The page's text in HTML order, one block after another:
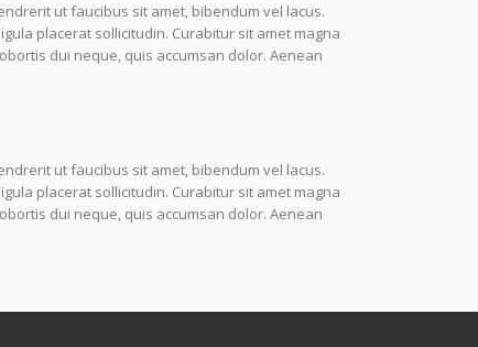
ut faucibus sit amet, bibendum vel lacus.
placerat sollicitudin. Curabitur sit amet magna
dui neque, quis accumsan dolor. Aenean
ut faucibus sit amet, bibendum vel lacus.
placerat sollicitudin. Curabitur sit amet magna
dui neque, quis accumsan dolor. Aenean